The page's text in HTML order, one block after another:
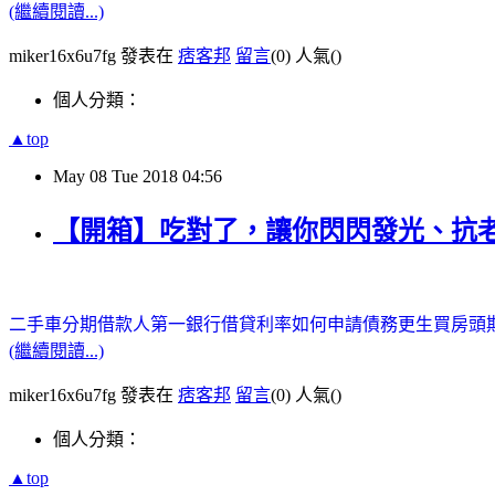
(繼續閱讀...)
miker16x6u7fg 發表在 痞客邦 留言(0) 人氣()
個人分類：
▲top
May 08 Tue 2018 04:56
【開箱】吃對了，讓你閃閃發光、抗
二手車分期借款人第一銀行借貸利率如何申請債務更生買房頭
(繼續閱讀...)
miker16x6u7fg 發表在 痞客邦 留言(0) 人氣()
個人分類：
▲top